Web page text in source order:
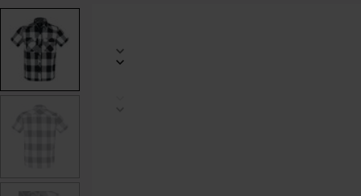
www.emp-
p/half-
518074.html